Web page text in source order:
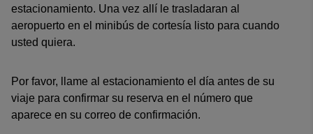
estacionamiento. Una vez allí le trasladaran al
aeropuerto en el minibús de cortesía listo para cuando
usted quiera.
Por favor, llame al estacionamiento el día antes de su
viaje para confirmar su reserva en el número que
aparece en su correo de confirmación.